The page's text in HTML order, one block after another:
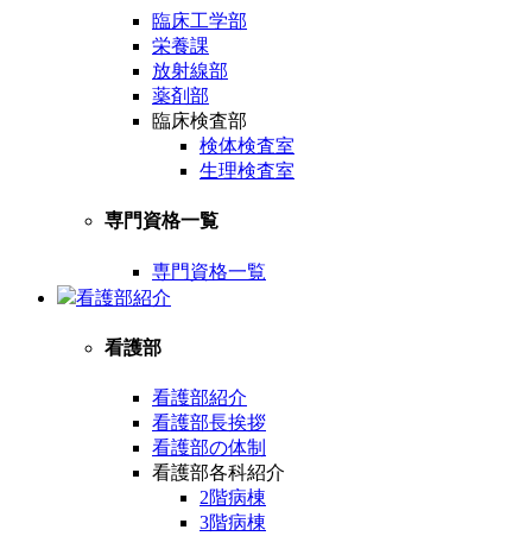
臨床工学部
栄養課
放射線部
薬剤部
臨床検査部
検体検査室
生理検査室
専門資格一覧
専門資格一覧
看護部紹介
看護部
看護部紹介
看護部長挨拶
看護部の体制
看護部各科紹介
2階病棟
3階病棟